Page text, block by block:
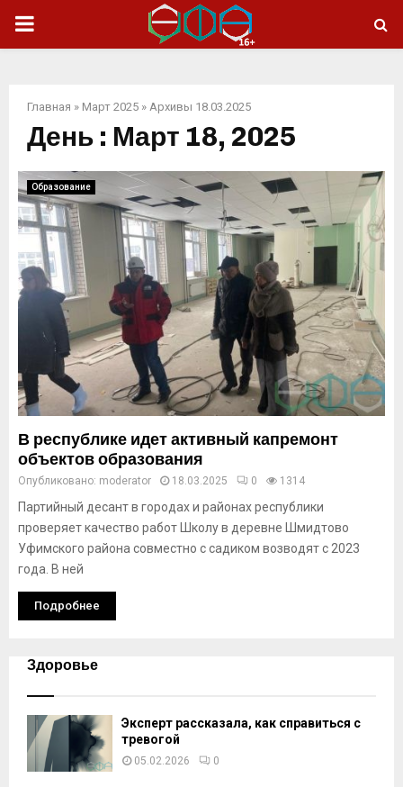
ОСНОВНОЕ
Главная » Март 2025 » Архивы 18.03.2025
День : Март 18, 2025
Образование
В республике идет активный капремонт
объектов образования
Опубликовано: moderator 18.03.2025 0 1314
Партийный десант в городах и районах республики
проверяет качество работ Школу в деревне Шмидтово
Уфимского района совместно с садиком возводят с 2023
года. В ней
Подробнее
Здоровье
Эксперт рассказала, как справиться с
тревогой
05.02.2026 0